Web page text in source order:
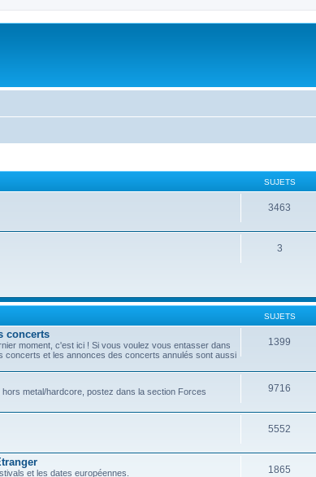
SUJETS
3463
3
SUJETS
concerts
moment, c'est ici ! Si vous voulez vous entasser dans
et les annonces des concerts annulés sont aussi
1399
metal/hardcore, postez dans la section Forces
9716
5552
et les dates européennes. 1865